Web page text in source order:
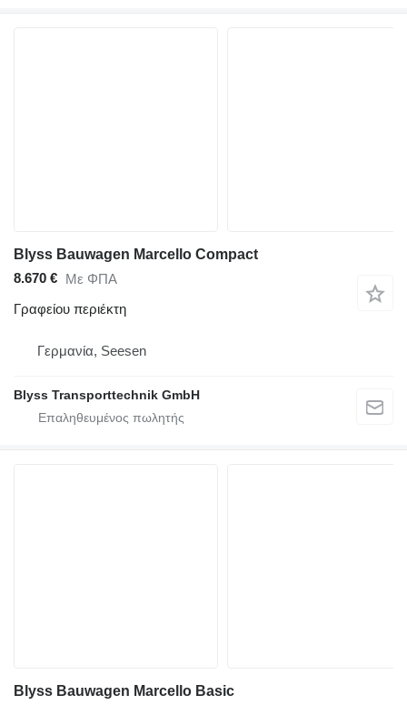
Blyss Bauwagen Marcello Compact
8.670 € Με ΦΠΑ
Γραφείου περιέκτη
Γερμανία, Seesen
Blyss Transporttechnik GmbH
Blyss Bauwagen Marcello Basic